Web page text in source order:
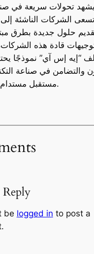
تحولات سريعة في
الشركات الناشئة
حلول جديدة بطرق
قادة هذه
“إيه إس آي” نموذجًا
والتضامن في صناعة
مستقبل مستدام ومزدهر للجميع.
Reply
be logged in to post a